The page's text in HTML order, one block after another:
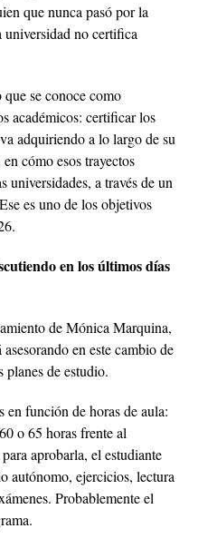
que nunca pasó por la
no certifica
que se conoce como
académicos: certificar los
adquiriendo a lo largo de su
cómo esos trayectos
universidades, a través de un
es uno de los objetivos
en los últimos días
de Mónica Marquina,
en este cambio de
planes de estudio.
en función de horas de aula:
o 65 horas frente al
aprobarla, el estudiante
autónomo, ejercicios, lectura
Probablemente el